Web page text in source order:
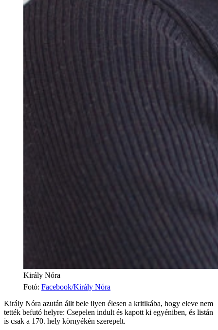
Király Nóra
Fotó: Facebook/Király Nóra
Király Nóra azután állt bele ilyen élesen a kritikába, hogy eleve nem
tették befutó helyre: Csepelen indult és kapott ki egyéniben, és listán
is csak a 170. hely környékén szerepelt.